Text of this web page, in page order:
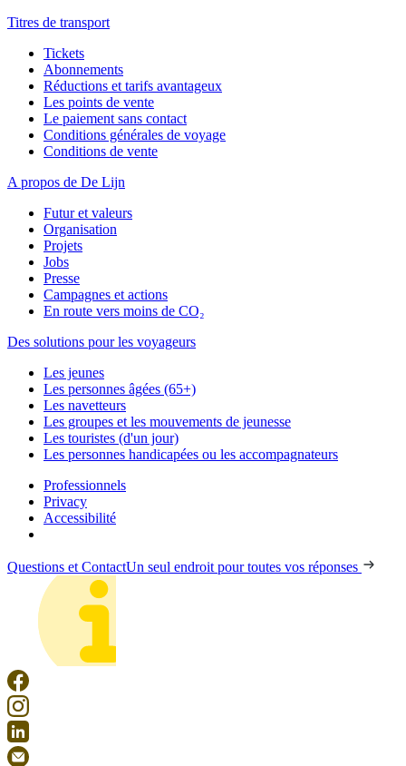
Titres de transport
Tickets
Abonnements
Réductions et tarifs avantageux
Les points de vente
Le paiement sans contact
Conditions générales de voyage
Conditions de vente
A propos de De Lijn
Futur et valeurs
Organisation
Projets
Jobs
Presse
Campagnes et actions
En route vers moins de CO₂
Des solutions pour les voyageurs
Les jeunes
Les personnes âgées (65+)
Les navetteurs
Les groupes et les mouvements de jeunesse
Les touristes (d'un jour)
Les personnes handicapées ou les accompagnateurs
Professionnels
Privacy
Accessibilité
Questions et ContactUn seul endroit pour toutes vos réponses